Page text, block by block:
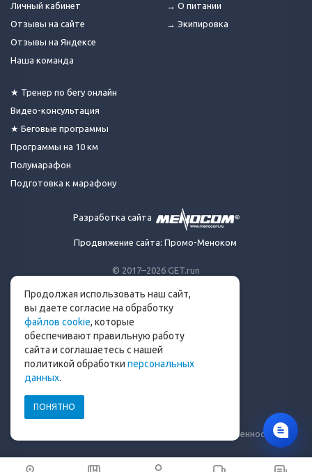
© 2017–2026 GET.run
Сделано с ❤ бегунами
для бегунов
Телеграм-канал Get.run
Беговой чат в Телеграм
info@get.run
Уведомление о рисках и ограничение ответственности
Личный кабинет
Отзывы на сайте
Отзывы на Яндексе
Наша команда
★ Тренер по бегу онлайн
Видео-консультация
★ Беговые программы
Программы на 10 км
Полумарафон
Подготовка к марафону
→ О питании
→ Экипировка
Разработка сайта
Продвижение сайта: Промо-Меноком
Продолжая использовать наш сайт,
вы даете согласие на обработку
файлов cookie, которые
обеспечивают правильную работу
сайта и соглашаетесь с нашей
политикой обработки персональных
данных.
ПОНЯТНО